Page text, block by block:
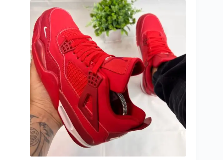
variantes.
Las
opciones
se
elegir
en
la
página
de
producto